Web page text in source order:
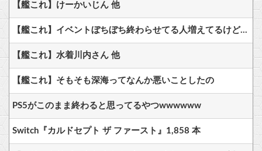
【艦これ】けーかいじん 他
【艦これ】イベントぼちぼち終わらせてる人増えてるけど、終わったらみんな何してる？
【艦これ】水着川内さん 他
【艦これ】そもそも深海ってなんか悪いことしたの
PS5がこのまま終わると思ってるやつwwwwww
Switch『カルドセプト ザ ファースト』1,858 本